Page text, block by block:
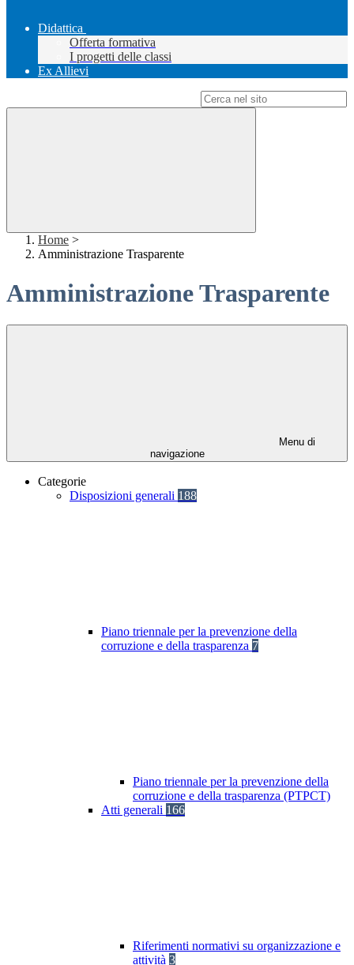
Didattica
Offerta formativa
I progetti delle classi
Ex Allievi
Home >
Amministrazione Trasparente
Amministrazione Trasparente
Menu di
navigazione
Categorie
Disposizioni generali 188
Piano triennale per la prevenzione della
corruzione e della trasparenza 7
Piano triennale per la prevenzione della
corruzione e della trasparenza (PTPCT)
Atti generali 166
Riferimenti normativi su organizzazione e
attività 3